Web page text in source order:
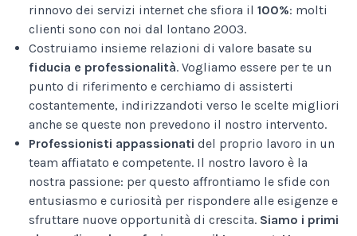
rinnovo dei servizi internet che sfiora il 100%: molti
clienti sono con noi dal lontano 2003.
Costruiamo insieme relazioni di valore basate su
fiducia e professionalità. Vogliamo essere per te un
punto di riferimento e cerchiamo di assisterti
costantemente, indirizzandoti verso le scelte migliori
anche se queste non prevedono il nostro intervento.
Professionisti appassionati del proprio lavoro in un
team affiatato e competente. Il nostro lavoro è la
nostra passione: per questo affrontiamo le sfide con
entusiasmo e curiosità per rispondere alle esigenze e
sfruttare nuove opportunità di crescita. Siamo i primi